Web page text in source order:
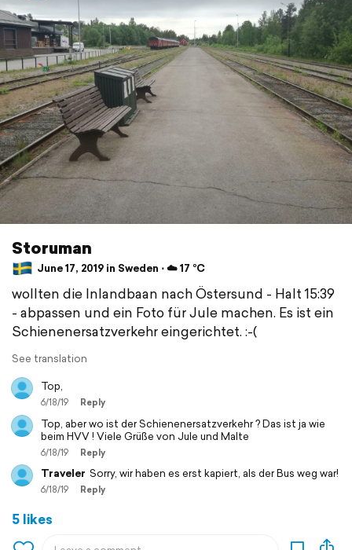
Storuman
June 17, 2019 in Sweden ⋅ ☁️ 17 °C
wollten die Inlandbaan nach Östersund - Halt 15:39
- abpassen und ein Foto für Jule machen. Es ist ein
Schienenersatzverkehr eingerichtet. :-(
See translation
Top,
6/18/19 Reply
Top, aber wo ist der Schienenersatzverkehr ? Das ist ja wie
beim HVV ! Viele Grüße von Jule und Malte
6/18/19 Reply
Traveler Sorry, wir haben es erst kapiert, als der Bus weg war!
6/18/19 Reply
5 likes